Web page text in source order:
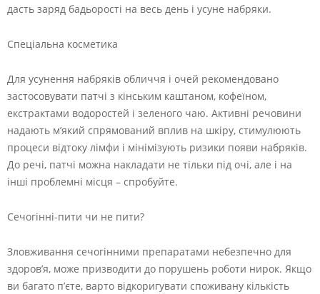
дасть заряд бадьорості на весь день і усуне набряки.
Спеціальна косметика
Для усунення набряків обличчя і очей рекомендовано
застосовувати патчі з кінським каштаном, кофеїном,
екстрактами водоростей і зеленого чаю. Активні речовини
надають м’який спрямований вплив на шкіру, стимулюють
процеси відтоку лімфи і мінімізують ризики появи набряків.
До речі, патчі можна накладати не тільки під очі, але і на
інші проблемні місця – спробуйте.
Сечогінні-пити чи не пити?
Зловживання сечогінними препаратами небезпечно для
здоров’я, може призводити до порушень роботи нирок. Якщо
ви багато п’єте, варто відкоригувати споживану кількість